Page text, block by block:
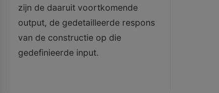
zijn de daaruit voortkomende
output, de gedetailleerde respons
van de constructie op die
gedefinieerde input.